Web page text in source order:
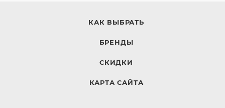
КАК ВЫБРАТЬ
БРЕНДЫ
СКИДКИ
КАРТА САЙТА